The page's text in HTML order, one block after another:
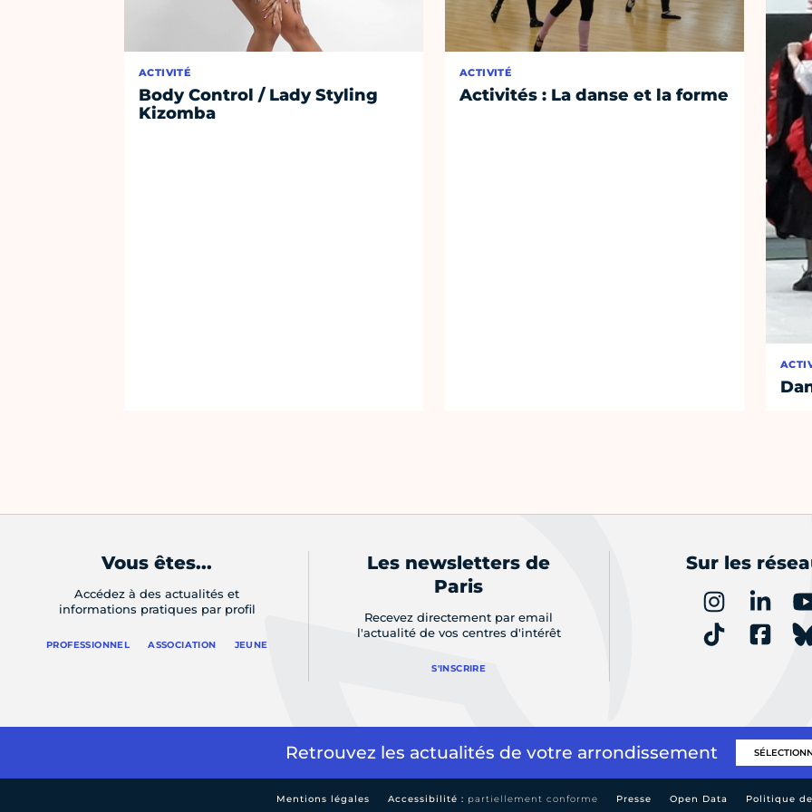
ACTIVITÉ
Body Control / Lady Styling
Kizomba
ACTIVITÉ
Activités : La danse et la forme
Vous êtes...
Accédez à des actualités et
informations pratiques par profil
PROFESSIONNEL ASSOCIATION JEUNE
Les newsletters de
Paris
Recevez directement par email
l'actualité de vos centres d'intérêt
S'INSCRIRE
Sur les
Retrouvez les actualités de votre arrondissement
Mentions légales Accessibilité : partiellement conforme Presse Open Data Politique